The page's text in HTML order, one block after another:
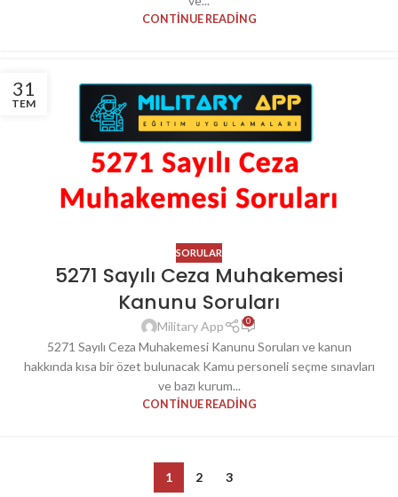
CONTINUE READING
31
TEM
SORULAR
5271 Sayılı Ceza Muhakemesi
Kanunu Soruları
Military App 0
5271 Sayılı Ceza Muhakemesi Kanunu Soruları ve kanun
hakkında kısa bir özet bulunacak Kamu personeli seçme sınavları
ve bazı kurum...
CONTINUE READING
1 2 3